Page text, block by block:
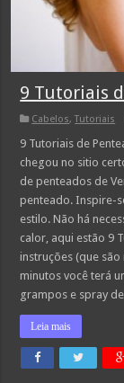
9 Tutoriais
Cabelos,Tutoriais
9 Tutoriais de
chegou no sitio
de penteados de
penteado. Inspire-
estilo. Não há
calor, aqui estão 9
instruções (que
minutos você terá
grampos e spray
Leia mais